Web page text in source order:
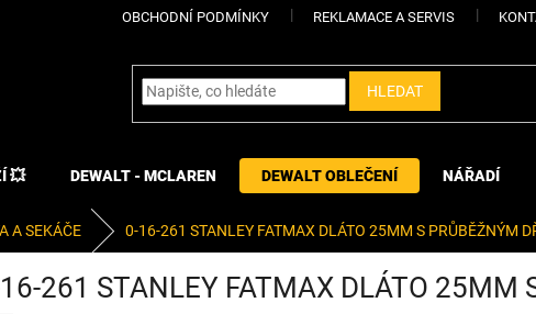
OBCHODNÍ PODMÍNKY REKLAMACE A SERVIS
HLEDAT
💥 DEWALT - MCLAREN DEWALT OBLEČENÍ NÁŘADÍ
A SEKÁČE 0-16-261 STANLEY FATMAX DLÁTO 25MM S PRŮBĚŽNÝM
261 STANLEY FATMAX DLÁTO 25MM